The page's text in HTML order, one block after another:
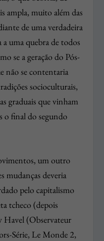
ampla, muito além das
de uma verdadeira
uma quebra de todos
se a geração do Pós-
não se contentaria
socioculturais,
graduais que vinham
o final do segundo
um outro
mudanças deveria
pelo capitalismo
tcheco (depois
Havel (Observateur
Série, Le Monde 2,